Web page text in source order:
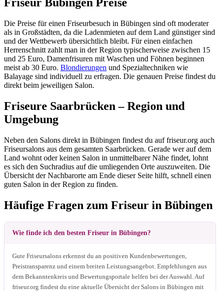
Die Preise für einen Friseurbesuch in Bübingen sind oft moderater
als in Großstädten, da die Ladenmieten auf dem Land günstiger sind
und der Wettbewerb übersichtlich bleibt. Für einen einfachen
Herrenschnitt zahlt man in der Region typischerweise zwischen 15
und 25 Euro, Damenfrisuren mit Waschen und Föhnen beginnen
meist ab 30 Euro. Blondierungen und Spezialtechniken wie
Balayage sind individuell zu erfragen. Die genauen Preise findest du
direkt beim jeweiligen Salon.
Friseure Saarbrücken – Region und
Umgebung
Neben den Salons direkt in Bübingen findest du auf friseur.org auch
Friseursalons aus dem gesamten Saarbrücken. Gerade wer auf dem
Land wohnt oder keinen Salon in unmittelbarer Nähe findet, lohnt
es sich den Suchradius auf die umliegenden Orte auszuweiten. Die
Übersicht der Nachbarorte am Ende dieser Seite hilft, schnell einen
guten Salon in der Region zu finden.
Häufige Fragen zum Friseur in Bübingen
Wie finde ich den besten Friseur in Bübingen?
Gute Friseursalons erkennst du an positiven Kundenbewertungen,
Preistransparenz und einem breiten Leistungsangebot. Empfehlungen aus
dem Bekanntenkreis und Bewertungsportale helfen bei der Auswahl. Auf
friseur.org findest du eine aktuelle Übersicht der Salons in Bübingen mit